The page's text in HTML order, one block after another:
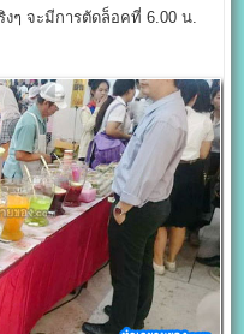
ๆ จะมีการตัดล็อคที่ 6.00 น.